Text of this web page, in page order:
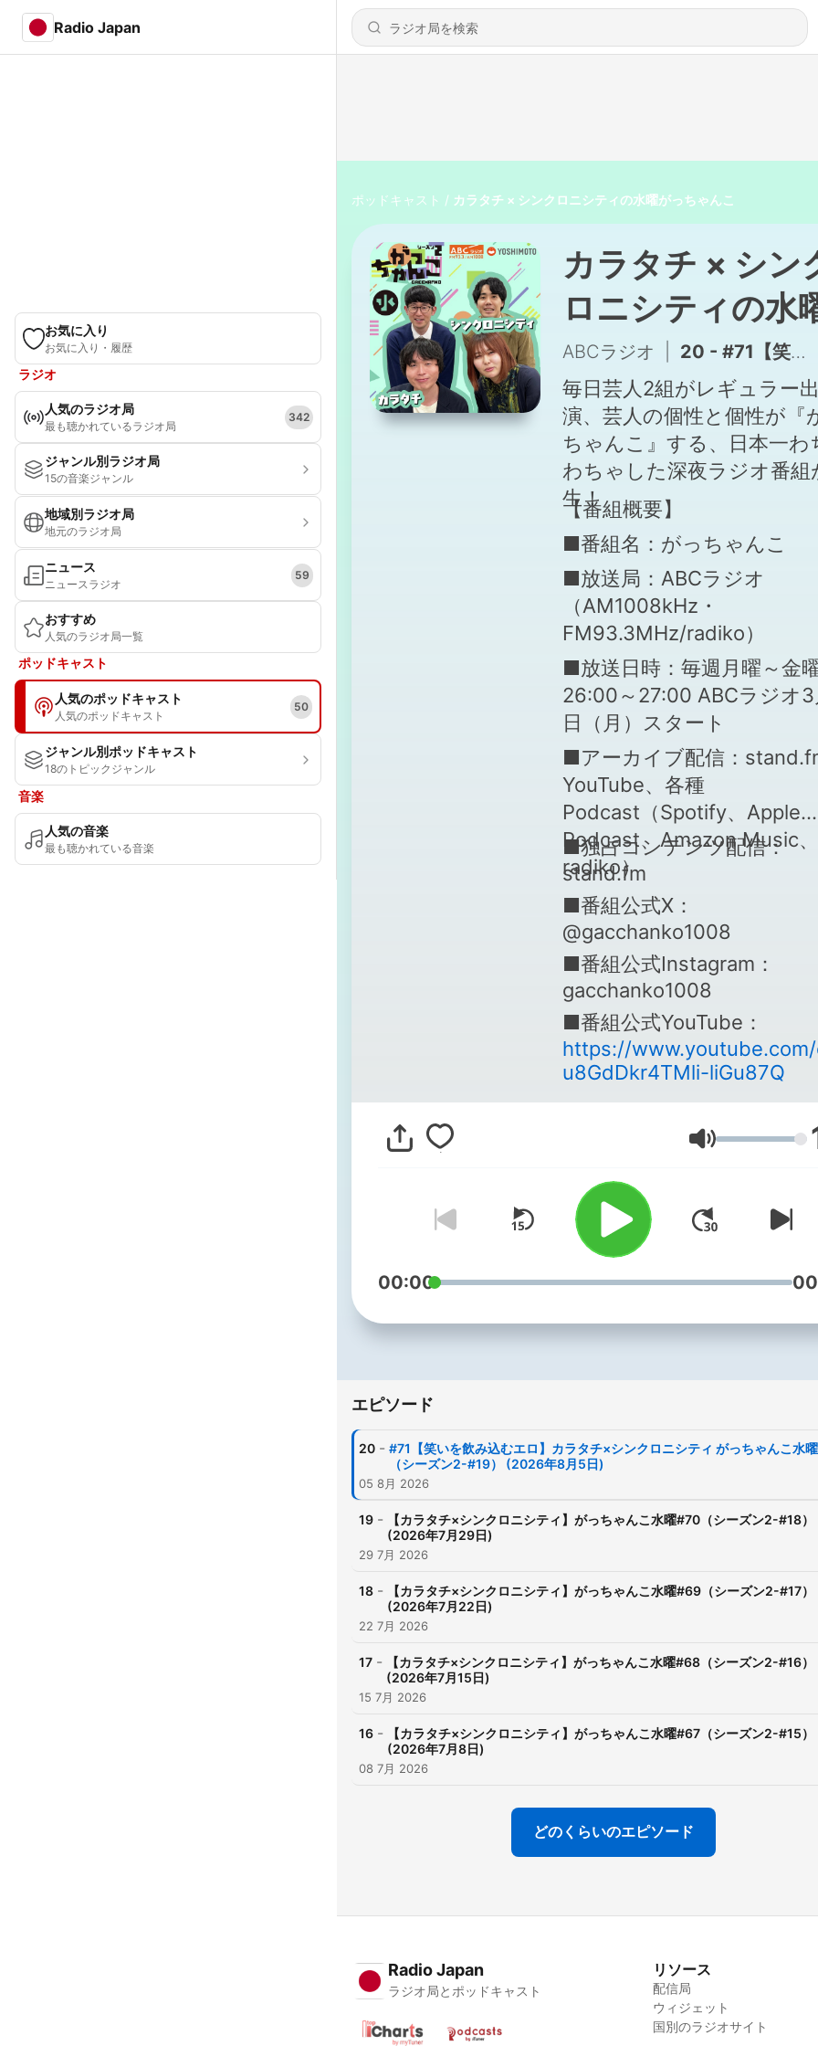
Radio Japan
お気に入り
お気に入り・履歴
ラジオ
人気のラジオ局
最も聴かれているラジオ局
342
ジャンル別ラジオ局
15の音楽ジャンル
地域別ラジオ局
地元のラジオ局
ニュース
ニュースラジオ
59
おすすめ
人気のラジオ局一覧
ポッドキャスト
人気のポッドキャスト
人気のポッドキャスト
50
ジャンル別ポッドキャスト
18のトピックジャンル
音楽
人気の音楽
最も聴かれている音楽
ポッドキャスト カラタチ × シンクロニシティの水曜がっちゃんこ
カラタチ × シン
ロニシティの水
がっちゃんこ
ABCラジオ 20 - #71【笑いを飲み込むエロ】カラタチ×シンクロニシティ がっちゃんこ水曜（シーズン2-#19） (2026年8月5日)
毎日芸人2組がレギュラー
演、芸人の個性と個性が『
ちゃんこ』する、日本一わ
わちゃした深夜ラジオ番組
生！
【番組概要】
■番組名：がっちゃんこ
■放送局：ABCラジオ
（AM1008kHz・
FM93.3MHz/radiko）
■放送日時：毎週月曜～金
26:00～27:00 ABCラジオ3
日（月）スタート
■アーカイブ配信：
YouTube、各種
Podcast（Spotify、Apple
Podcast、Amazon Music、
radiko）
■独占コンテンツ配信：
stand.fm
■番組公式X：
@gacchanko1008
■番組公式Instagram：
gacchanko1008
■番組公式YouTube：
https://
u8GdDkr4TMli-liGu87Q
音量
00:00
エピソード
20 - #71【笑いを飲み込むエロ】カラタチ×シンクロニシティ がっちゃんこ水曜
（シーズン2-#19） (2026年8月5日)
05 8月 2026
19 -
【カラタチ×シンクロニシティ】がっちゃんこ水曜#70（シーズン2-#18）
(2026年7月29日)
29 7月 2026
18 -
【カラタチ×シンクロニシティ】がっちゃんこ水曜#69（シーズン2-#17）
(2026年7月22日)
22 7月 2026
17 -
【カラタチ×シンクロニシティ】がっちゃんこ水曜#68（シーズン2-#16）
(2026年7月15日)
15 7月 2026
16 -
【カラタチ×シンクロニシティ】がっちゃんこ水曜#67（シーズン2-#15）
(2026年7月8日)
08 7月 2026
どのくらいのエピソード
Radio Japan
ラジオ局とポッドキャスト
リソース
配信局
ウィジェット
国別のラジオサイト